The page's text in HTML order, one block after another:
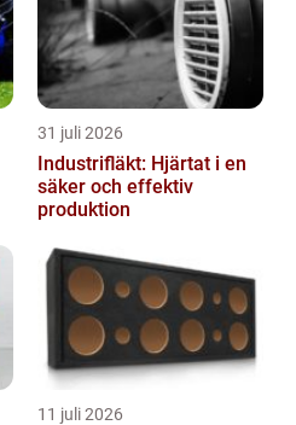
31 juli 2026
Industrifläkt: Hjärtat i en
säker och effektiv
produktion
11 juli 2026